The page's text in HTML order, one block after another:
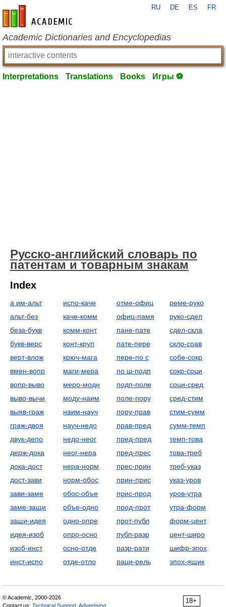
en-academic.com
RU DE ES FR
Academic Dictionaries and Encyclopedias
Interpretations Translations Books Игры ⚽
Русско-английский словарь по
патентам и товарным знакам
Index
а им-альт
альт-без
беза-букв
букв-верс
верт-влож
вмен-вопр
вопр-выво
выво-вычи
выяв-граж
граж-двоя
двук-депо
держ-дока
дока-дост
дост-зави
зави-заме
заме-защи
защи-идея
идея-изоб
изоб-инст
инст-испо
испо-каче
каче-комм
комм-конт
конт-круп
крюч-мага
маги-мера
меро-модн
моду-наим
наим-науч
науч-недо
недо-неог
неог-нера
нера-норм
норм-обос
обос-объе
объе-одно
одно-опре
опро-осно
осно-отде
отде-отло
отме-офиц
офиц-памя
пане-пате
пате-пере
пере-по с
по ш-подп
подп-поле
поле-пору
пору-прав
прав-пред
пред-пред
пред-прес
прес-прин
прин-прис
прис-прод
прод-прот
прот-публ
публ-разр
разр-рати
раци-рель
реме-руко
руко-сдел
сдел-скла
скло-соав
собе-сокр
сокр-соци
соци-сред
сред-стим
стим-сумм
сумм-темп
темп-това
това-треб
треб-указ
указ-уров
уров-утра
утра-форм
форм-цент
цент-широ
шифр-эпох
эпох-ящик
18+
© Academic, 2000-2026
Contact us: Technical Support Advertising